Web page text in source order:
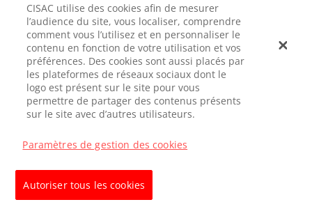
MENTIONS
CONFIDENTIALITÉ
© CISAC 2026 - All rights reserved
CISAC utilise des cookies afin de mesurer
l’audience du site, vous localiser, comprendre
comment vous l’utilisez et en personnaliser le
contenu en fonction de votre utilisation et vos
préférences. Des cookies sont aussi placés par
les plateformes de réseaux sociaux dont le
logo est présent sur le site pour vous
permettre de partager des contenus présents
sur le site avec d’autres utilisateurs.
Paramètres de gestion des cookies
Autoriser tous les cookies